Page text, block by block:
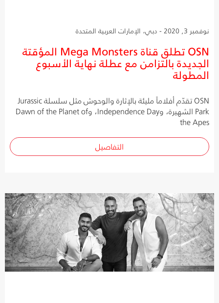
نوفمبر 3, 2020 - دبي، الإمارات العربية المتحدة
OSN تطلق قناة Mega Monsters المؤقتة
الجديدة بالتزامن مع عطلة نهاية الأسبوع
المطولة
OSN تقدّم أفلاماً مليئة بالإثارة والوحوش مثل سلسلة Jurassic
Park الشهيرة، وIndependence Day، وDawn of the Planet of
the Apes
التفاصيل